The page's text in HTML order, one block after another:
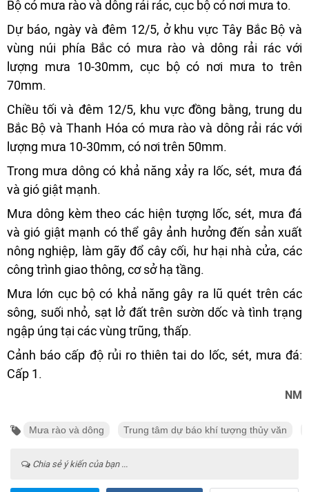
Bộ có mưa rào và dông rải rác, cục bộ có nơi mưa to.
Dự báo, ngày và đêm 12/5, ở khu vực Tây Bắc Bộ và
vùng núi phía Bắc có mưa rào và dông rải rác với
lượng mưa 10-30mm, cục bộ có nơi mưa to trên
70mm.
Chiều tối và đêm 12/5, khu vực đồng bằng, trung du
Bắc Bộ và Thanh Hóa có mưa rào và dông rải rác với
lượng mưa 10-30mm, có nơi trên 50mm.
Trong mưa dông có khả năng xảy ra lốc, sét, mưa đá
và gió giật mạnh.
Mưa dông kèm theo các hiện tượng lốc, sét, mưa đá
và gió giật mạnh có thể gây ảnh hưởng đến sản xuất
nông nghiệp, làm gãy đổ cây cối, hư hại nhà cửa, các
công trình giao thông, cơ sở hạ tầng.
Mưa lớn cục bộ có khả năng gây ra lũ quét trên các
sông, suối nhỏ, sạt lở đất trên sườn dốc và tình trạng
ngập úng tại các vùng trũng, thấp.
Cảnh báo cấp độ rủi ro thiên tai do lốc, sét, mưa đá:
Cấp 1.
NM
Mưa rào và dông Trung tâm dự báo khí tượng thủy văn
Chia sẻ ý kiến của bạn ...